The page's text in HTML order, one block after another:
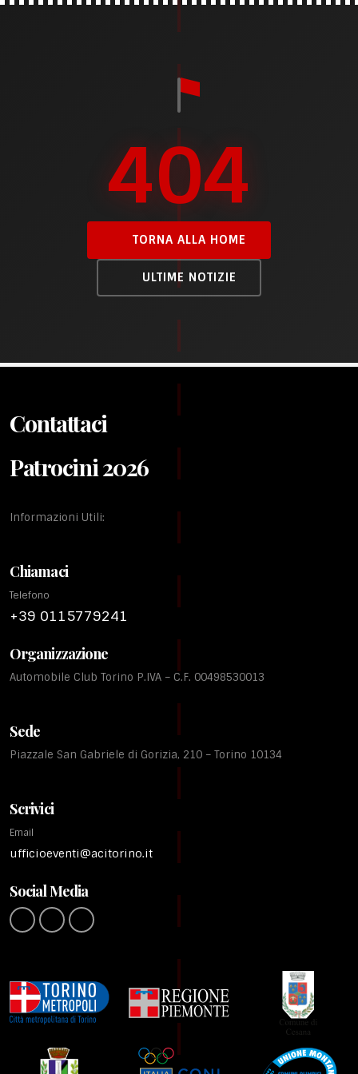
404
TORNA ALLA HOME
ULTIME NOTIZIE
Contattaci
Patrocini 2026
Informazioni Utili:
Chiamaci
Telefono
+39 0115779241
Organizzazione
Automobile Club Torino P.IVA – C.F. 00498530013
Sede
Piazzale San Gabriele di Gorizia, 210 – Torino 10134
Scrivici
Email
ufficioeventi@acitorino.it
Social Media